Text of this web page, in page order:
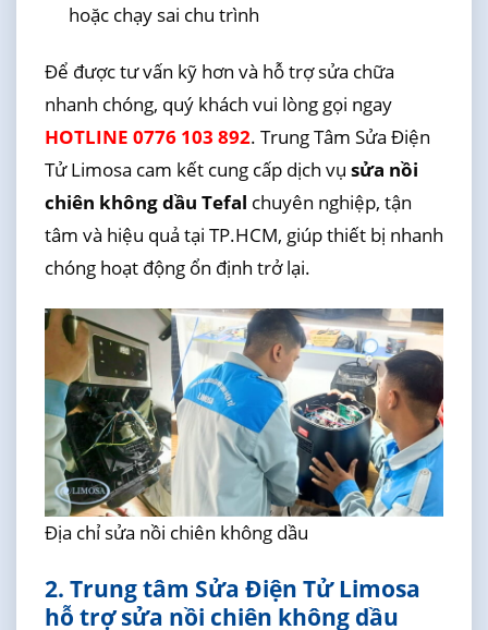
hoặc chạy sai chu trình
Để được tư vấn kỹ hơn và hỗ trợ sửa chữa
nhanh chóng, quý khách vui lòng gọi ngay
HOTLINE 0776 103 892. Trung Tâm Sửa Điện
Tử Limosa cam kết cung cấp dịch vụ sửa nồi
chiên không dầu Tefal chuyên nghiệp, tận
tâm và hiệu quả tại TP.HCM, giúp thiết bị nhanh
chóng hoạt động ổn định trở lại.
Địa chỉ sửa nồi chiên không dầu
2. Trung tâm Sửa Điện Tử Limosa
hỗ trợ sửa nồi chiên không dầu